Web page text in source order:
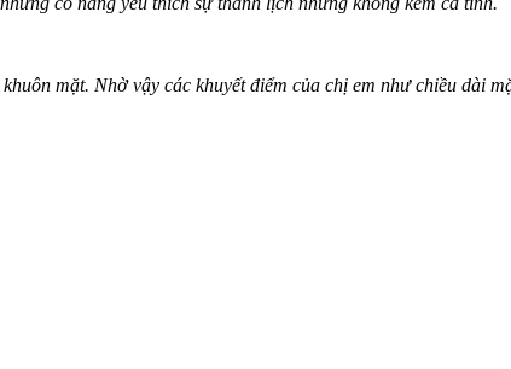
mặt. Nhờ vậy các khuyết điểm của chị em như chiều dài